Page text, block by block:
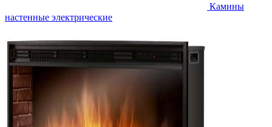
Камины
настенные электрические